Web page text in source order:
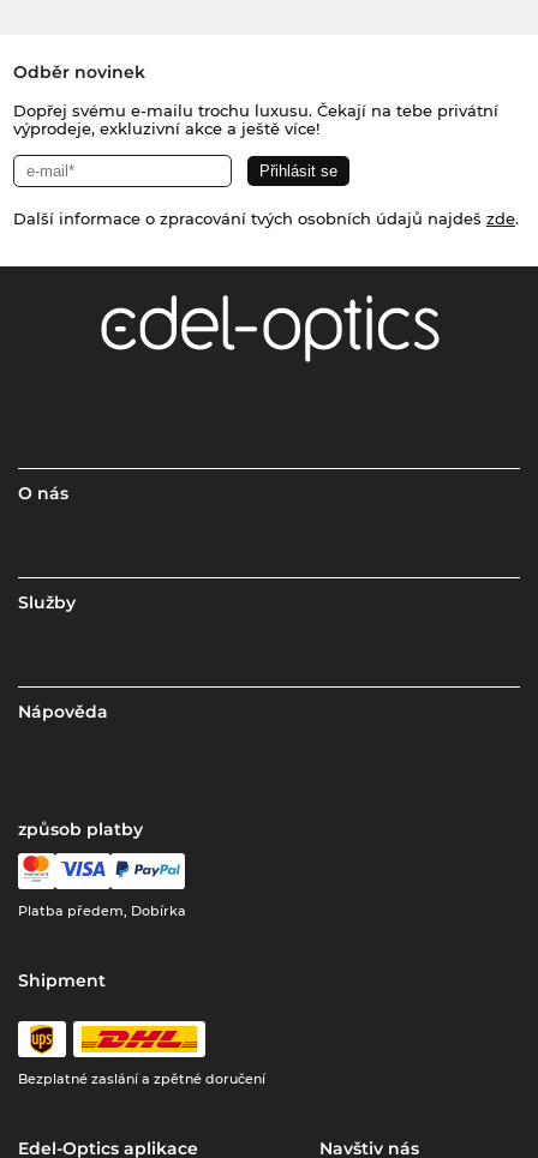
Odběr novinek
Dopřej svému e-mailu trochu luxusu. Čekají na tebe privátní
výprodeje, exkluzivní akce a ještě více!
Další informace o zpracování tvých osobních údajů najdeš zde.
O nás
Služby
Nápověda
způsob platby
Platba předem, Dobírka
Shipment
Bezplatné zaslání a zpětné doručení
Edel-Optics aplikace Navštiv nás